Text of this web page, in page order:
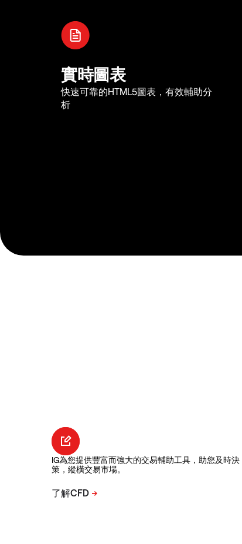
實時圖表
快速可靠的HTML5圖表，有效輔助分
析
IG為您提供豐富而強大的交易輔助工具，助您及時決
策，縱橫交易市場。